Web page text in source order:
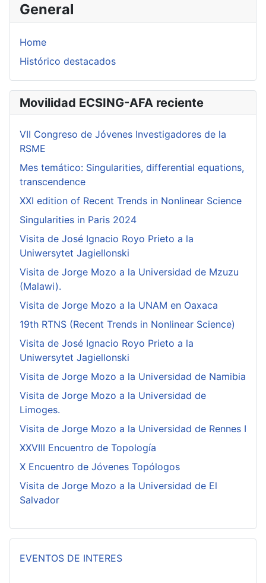
General
Home
Histórico destacados
Movilidad ECSING-AFA reciente
VII Congreso de Jóvenes Investigadores de la
RSME
Mes temático: Singularities, differential equations,
transcendence
XXI edition of Recent Trends in Nonlinear Science
Singularities in Paris 2024
Visita de José Ignacio Royo Prieto a la
Uniwersytet Jagiellonski
Visita de Jorge Mozo a la Universidad de Mzuzu
(Malawi).
Visita de Jorge Mozo a la UNAM en Oaxaca
19th RTNS (Recent Trends in Nonlinear Science)
Visita de José Ignacio Royo Prieto a la
Uniwersytet Jagiellonski
Visita de Jorge Mozo a la Universidad de Namibia
Visita de Jorge Mozo a la Universidad de
Limoges.
Visita de Jorge Mozo a la Universidad de Rennes I
XXVIII Encuentro de Topología
X Encuentro de Jóvenes Topólogos
Visita de Jorge Mozo a la Universidad de El
Salvador
EVENTOS DE INTERES